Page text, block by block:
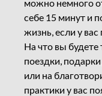
можно немного
себе 15 минут и
жизнь, если у
На что вы будете
поездки,
или на
практики у вас